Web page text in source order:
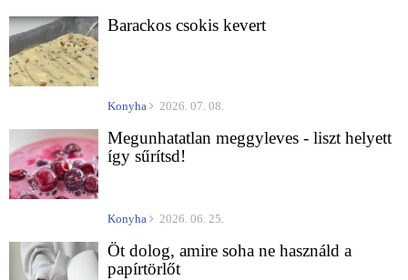
Barackos csokis kevert
Konyha 2026. 07. 08.
Megunhatatlan meggyleves - liszt helyett
így sűrítsd!
Konyha 2026. 06. 25.
Öt dolog, amire soha ne használd a
papírtörlőt